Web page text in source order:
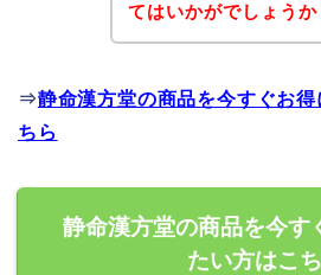
てはいかがでしょうか
⇒静命漢方堂の商品を今すぐお得
ちら
静命漢方堂の商品を今す
たい方はこ